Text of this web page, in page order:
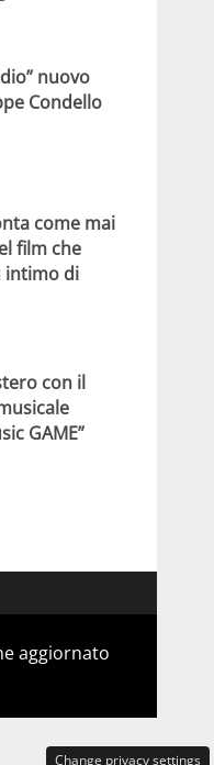
nuovo
Condello
come mai
film che
intimo di
con il
GAME”
aggiornato
Change privacy settings